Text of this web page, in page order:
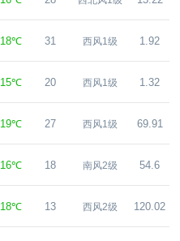
18℃ 31 西风1级 1.92
15℃ 20 西风1级 1.32
19℃ 27 西风1级 69.91
16℃ 18 南风2级 54.6
18℃ 13 西风2级 120.02